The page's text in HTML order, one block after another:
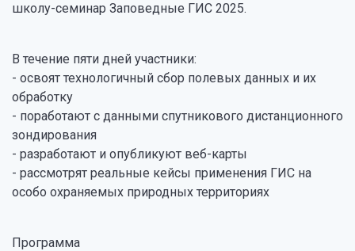
школу-семинар Заповедные ГИС 2025.
В течение пяти дней участники:
- освоят технологичный сбор полевых данных и их
обработку
- поработают с данными спутникового дистанционного
зондирования
- разработают и опубликуют веб-карты
- рассмотрят реальные кейсы применения ГИС на
особо охраняемых природных территориях
Программа